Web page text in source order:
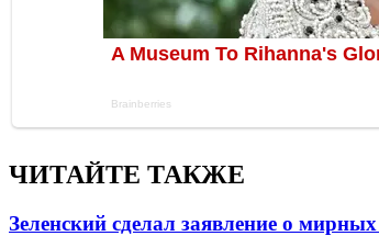
ЧИТАЙТЕ ТАКЖЕ
Зеленский сделал заявление о